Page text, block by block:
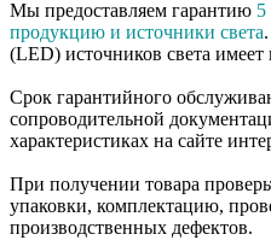
Мы предоставляем гарантию 5
продукцию и источники света
(LED) источников света имеет
Срок гарантийного
сопроводительной
характеристиках на сайте
При получении товара
упаковки, комплектацию,
производственных дефектов.